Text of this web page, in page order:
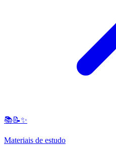
📚📝✨
Materiais de estudo